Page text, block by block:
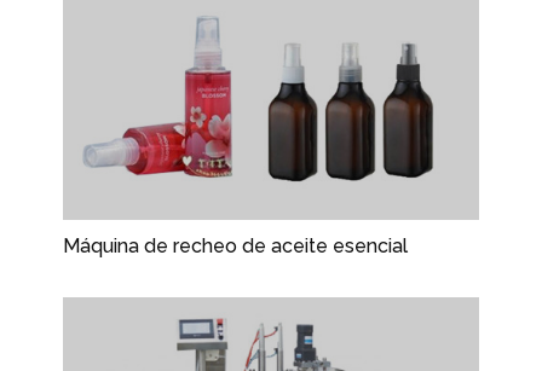
Máquina de recheo de aceite esencial